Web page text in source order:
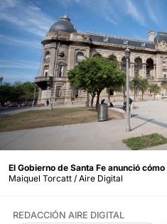
El Gobierno de Santa Fe anunció
Maiquel Torcatt / Aire Digital
REDACCIÓN AIRE DIGITAL